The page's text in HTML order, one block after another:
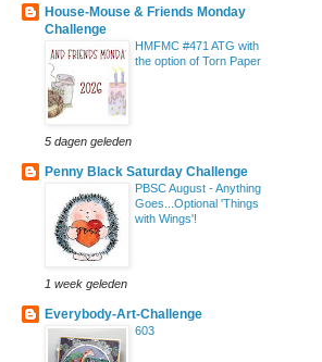
House-Mouse & Friends Monday
Challenge
HMFMC #471 ATG with
the option of Torn Paper
5 dagen geleden
Penny Black Saturday Challenge
PBSC August - Anything
Goes...Optional 'Things
with Wings'!
1 week geleden
Everybody-Art-Challenge
603